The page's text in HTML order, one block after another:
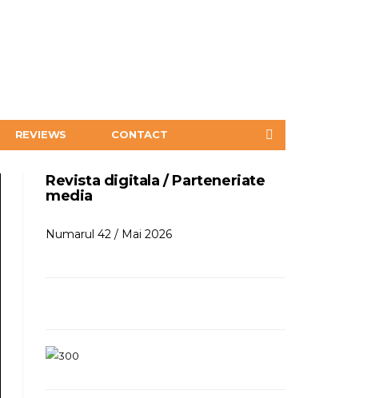
REVIEWS CONTACT
Revista digitala / Parteneriate
media
Numarul 42 / Mai 2026